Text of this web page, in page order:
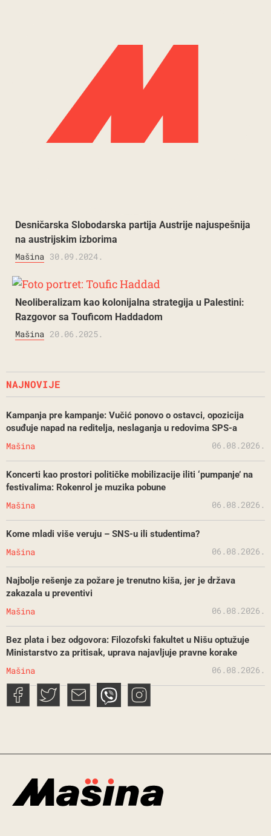
Desničarska Slobodarska partija Austrije najuspešnija
na austrijskim izborima
Mašina 30.09.2024.
Neoliberalizam kao kolonijalna strategija u Palestini:
Razgovor sa Touficom Haddadom
Mašina 20.06.2025.
NAJNOVIJE
Kampanja pre kampanje: Vučić ponovo o ostavci, opozicija
osuđuje napad na reditelja, neslaganja u redovima SPS-a
Mašina 06.08.2026.
Koncerti kao prostori političke mobilizacije iliti ‘pumpanje’ na
festivalima: Rokenrol je muzika pobune
Mašina 06.08.2026.
Kome mladi više veruju – SNS-u ili studentima?
Mašina 06.08.2026.
Najbolje rešenje za požare je trenutno kiša, jer je država
zakazala u preventivi
Mašina 06.08.2026.
Bez plata i bez odgovora: Filozofski fakultet u Nišu optužuje
Ministarstvo za pritisak, uprava najavljuje pravne korake
Mašina 06.08.2026.